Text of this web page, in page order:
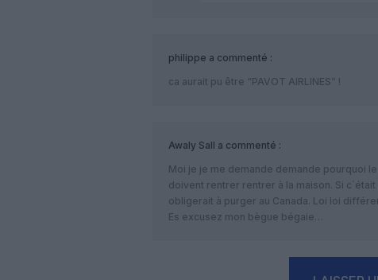
philippe a commenté :
ca aurait pu être “PAVOT AIRLINES” !
Awaly Sall a commenté :
Moi je je me demande demande pourquoi le
doivent rentrer rentrer à la maison. Si
obligerait à purger au Canada. Loi loi
Es excusez mon bègue bégaie…